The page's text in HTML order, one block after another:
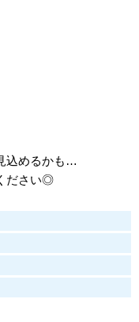
込めるかも…
ださい◎